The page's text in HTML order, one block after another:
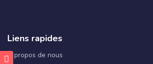
Liens rapides
À propos de nous